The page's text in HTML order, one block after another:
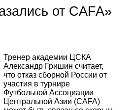
от CAFA»
Тренер академии ЦСКА
Александр Гришин считает,
что отказ сборной России от
участия в турнире
Футбольной Ассоциации
Центральной Азии (CAFA)